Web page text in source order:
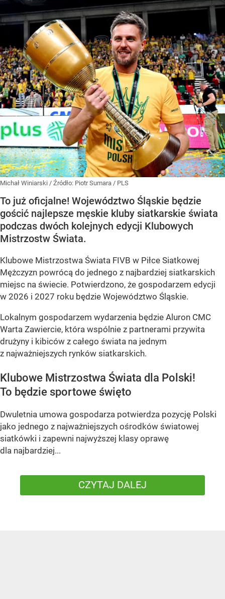
Michał Winiarski / Źródło: Piotr Sumara / PLS
To już oficjalne! Województwo Śląskie będzie
gościć najlepsze męskie kluby siatkarskie świata
podczas dwóch kolejnych edycji Klubowych
Mistrzostw Świata.
Klubowe Mistrzostwa Świata FIVB w Piłce Siatkowej
Mężczyzn powrócą do jednego z najbardziej siatkarskich
miejsc na świecie. Potwierdzono, że gospodarzem edycji
w 2026 i 2027 roku będzie Województwo Śląskie.
Lokalnym gospodarzem wydarzenia będzie Aluron CMC
Warta Zawiercie, która wspólnie z partnerami przywita
drużyny i kibiców z całego świata na jednym
z najważniejszych rynków siatkarskich.
Klubowe Mistrzostwa Świata dla Polski!
To będzie sportowe święto
Dwuletnia umowa gospodarza potwierdza pozycję Polski
jako jednego z najważniejszych ośrodków światowej
siatkówki i zapewni najwyższej klasy oprawę
dla najbardziej...
CZYTAJ DALEJ